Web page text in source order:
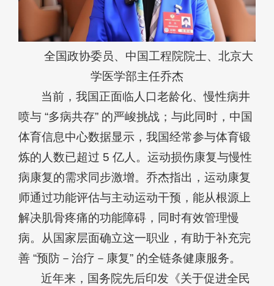
全国政协委员、中国工程院院士、北京大
学医学部主任乔杰
当前，我国正面临人口老龄化、慢性病井
喷与 “多病共存” 的严峻挑战；与此同时，中国
体育信息中心数据显示，我国经常参与体育锻
炼的人数已超过 5 亿人。运动损伤康复与慢性
病康复的需求同步激增。乔杰指出，运动康复
师通过功能评估与主动运动干预，能从根源上
解决肌骨疼痛的功能障碍，同时有效管理慢
病。从国家层面确立这一职业，有助于补充完
善 “预防－治疗－康复” 的全链条健康服务。
近年来，国务院先后印发《关于促进全民